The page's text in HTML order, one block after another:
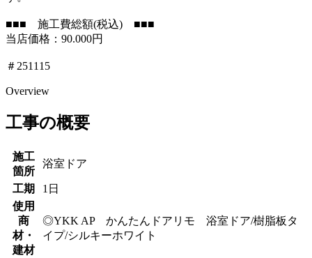
■■■ 施工費総額(税込) ■■■
当店価格：90.000円
＃251115
Overview
工事の概要
施工
箇所
浴室ドア
工期
1日
使用
商
材・
建材
◎YKK AP かんたんドアリモ 浴室ドア/樹脂板タ
イプ/シルキーホワイト